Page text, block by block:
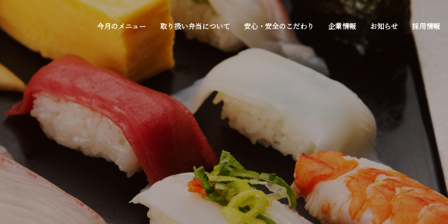
今月のメニュー 取り扱い弁当について 安心・安全のこだわり 企業情報 お知らせ 採用情報